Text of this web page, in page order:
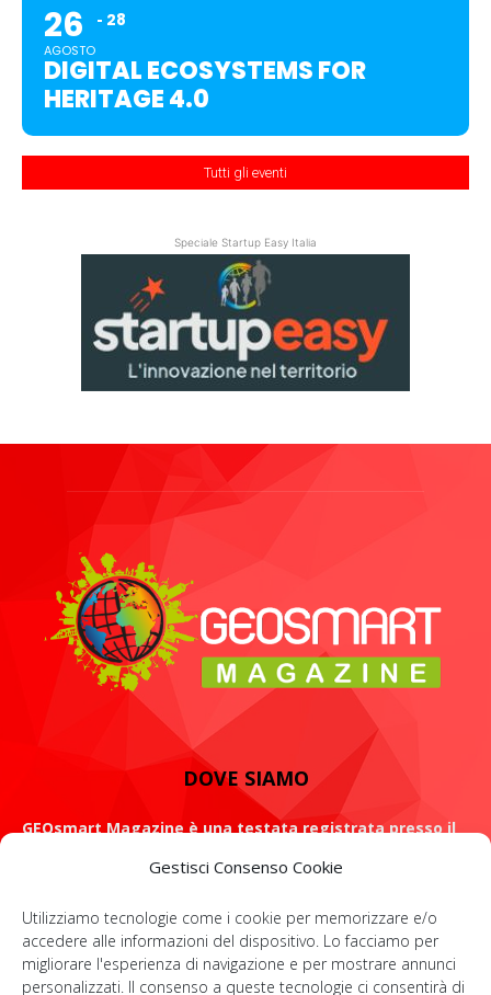
Gestisci Consenso Cookie
Utilizziamo tecnologie come i cookie per memorizzare e/o
accedere alle informazioni del dispositivo. Lo facciamo per
migliorare l'esperienza di navigazione e per mostrare annunci
personalizzati. Il consenso a queste tecnologie ci consentirà di
26
AGOSTO
28
DIGITAL ECOSYSTEMS FOR
HERITAGE 4.0
Tutti gli eventi
Speciale Startup Easy Italia
DOVE SIAMO
GEOsmart Magazine è una testata registrata presso il
ROMA: Via Casilina 98, 00182
Contattaci:info@geosmartmagazine.it